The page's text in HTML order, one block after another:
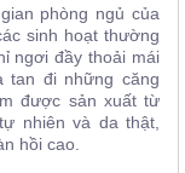
phòng ngủ của
sinh hoạt thường
ngơi đầy thoải mái
tan đi những căng
được sản xuất từ
nhiên và da thật,
hồi cao.